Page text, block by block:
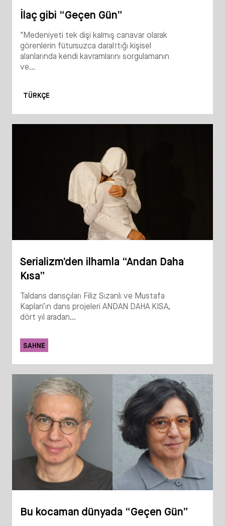
İlaç gibi “Geçen Gün”
"Medeniyeti tek dişi kalmış canavar olarak
görenlerin fütursuzca daralttığı kişisel
alanlarında kendi kavramlarını sorgulamanın
ve...
TÜRKÇE
Serializm’den ilhamla “Andan Daha
Kısa”
Taldans dansçıları Filiz Sızanlı ve Mustafa
Kaplan’ın dans projeleri ANDAN DAHA KISA,
dört yıl aradan...
SAHNE
Bu kocaman dünyada “Geçen Gün”